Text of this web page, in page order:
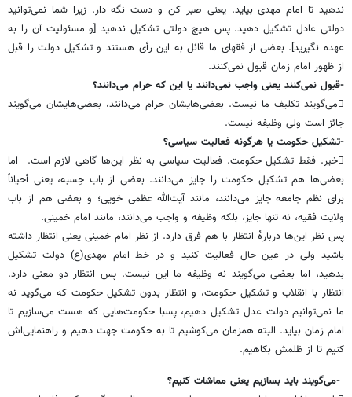
ندهید تا امام مهدی بیاید. یعنی صبر کن و دست نگه دار. زیرا شما نمی‌توانید
دولتی عادل تشکیل دهید. پس هیچ دولتی تشکیل ندهید [و مسئولیت آن را به
عهده نگیرید]. بعضی از فقهای ما قائل به این رأی هستند و تشکیل دولت را قبل
از ظهور امام زمان قبول نمی‌کنند.
-قبول نمی‌کنند یعنی واجب نمی‌دانند یا این که حرام می‌دانند؟
می‌گویند تکلیف ما نیست. بعضی‌هایشان حرام می‌دانند، بعضی‌هایشان می‌گویند
جائز است ولی وظیفه نیست.
-تشکیل حکومت یا هرگونه فعالیت سیاسی؟
خیر. فقط تشکیل حکومت. فعالیت سیاسی به نظر این‌ها گاهى لازم است. اما
بعضی‌ها هم تشکیل حکومت را جایز می‌دانند. بعضی از باب حِسبه، یعنی أحیاناً
برای نظم جامعه جایز می‌دانند، مانند آیت‌الله عظمى خویی؛ و بعضی هم از باب
ولایت فقیه، نه تنها جایز، بلکه وظیفه و واجب می‌دانند، مانند امام خمینی.
پس نظر این‌ها دربارۀ انتظار با هم فرق دارد. از نظر امام خمینی یعنی انتظار داشته
باشید ولی در عین حال فعالیت کنید و در خط امام مهدی(ع) دولت تشکیل
بدهید، اما بعضی می‌گویند نه وظیفه ما این نیست. پس انتظار دو معنی دارد.
انتظار با انقلاب و تشکیل حکومت، و انتظار بدون تشکیل حکومت که می‌گوید نه
ما نمی‌توانیم دولت عدل تشکیل دهیم، پسبا حکومت‌هایی که هست می‌سازیم تا
امام زمان بیاید. البته همزمان می‌کوشیم تا به حکومت جهت دهیم و راهنمایی‌اش
کنیم تا از ظلمش بکاهیم.
-می‌گویند باید بسازیم یعنی مماشات کنیم؟